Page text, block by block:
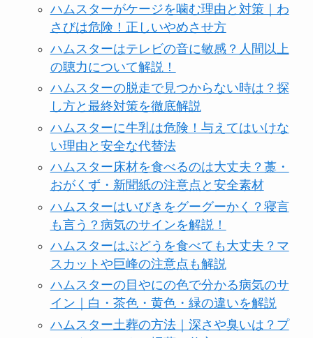
ハムスターがケージを噛む理由と対策｜わ
さびは危険！正しいやめさせ方
ハムスターはテレビの音に敏感？人間以上
の聴力について解説！
ハムスターの脱走で見つからない時は？探
し方と最終対策を徹底解説
ハムスターに牛乳は危険！与えてはいけな
い理由と安全な代替法
ハムスター床材を食べるのは大丈夫？藁・
おがくず・新聞紙の注意点と安全素材
ハムスターはいびきをグーグーかく？寝言
も言う？病気のサインを解説！
ハムスターはぶどうを食べても大丈夫？マ
スカットや巨峰の注意点も解説
ハムスターの目やにの色で分かる病気のサ
イン｜白・茶色・黄色・緑の違いを解説
ハムスター土葬の方法｜深さや臭いは？プ